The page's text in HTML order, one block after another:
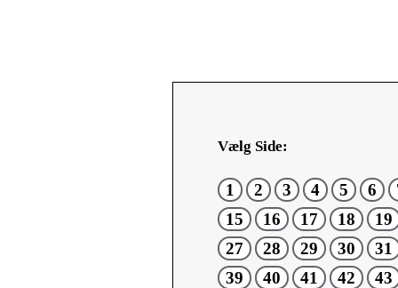
Vælg Side:
1 2 3 4 5 6
15
16 17 18
19
27
28 29 30
31
39
40 41 42
43